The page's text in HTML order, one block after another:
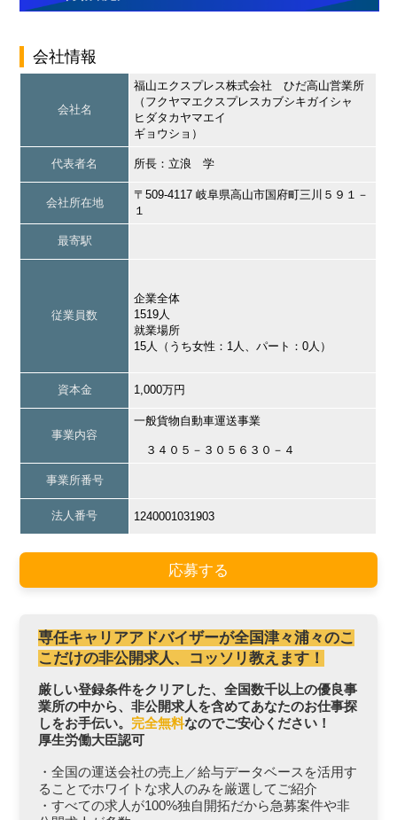
会社情報
会社名
福山エクスプレス株式会社 ひだ高山営業所
（フクヤマエクスプレスカブシキガイシャ
ヒダタカヤマエイ
ギョウショ）
代表者名 所長：立浪 学
会社所在地
〒509-4117 岐阜県高山市国府町三川５９１－
１
最寄駅
従業員数
企業全体
1519人
就業場所
15人（うち女性：1人、パート：0人）
資本金 1,000万円
事業内容
一般貨物自動車運送事業
３４０５－３０５６３０－４
事業所番号
法人番号 1240001031903
応募する
専任キャリアアドバイザーが全国津々浦々のこ
こだけの非公開求人、コッソリ教えます！
厳しい登録条件をクリアした、全国数千以上の優良事
業所の中から、非公開求人を含めてあなたのお仕事探
しをお手伝い。 完全無料なのでご安心ください！
厚生労働大臣認可
・全国の運送会社の売上／給与データベースを活用す
ることでホワイトな求人のみを厳選してご紹介
・すべての求人が100%独自開拓だから急募案件や非